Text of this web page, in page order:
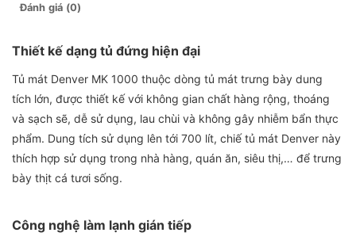
Đánh giá (0)
Thiết kế dạng tủ đứng hiện đại
Tủ mát Denver MK 1000 thuộc dòng tủ mát trưng bày dung
tích lớn, được thiết kế với không gian chất hàng rộng, thoáng
và sạch sẽ, dễ sử dụng, lau chùi và không gây nhiễm bẩn thực
phẩm. Dung tích sử dụng lên tới 700 lít, chiế tủ mát Denver này
thích hợp sử dụng trong nhà hàng, quán ăn, siêu thị,… để trưng
bày thịt cá tươi sống.
Công nghệ làm lạnh gián tiếp